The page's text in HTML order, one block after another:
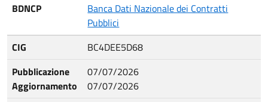
BDNCP
Banca Dati Nazionale dei Contratti
Pubblici
CIG
BC4DEE5D68
Pubblicazione
Aggiornamento
07/07/2026
07/07/2026